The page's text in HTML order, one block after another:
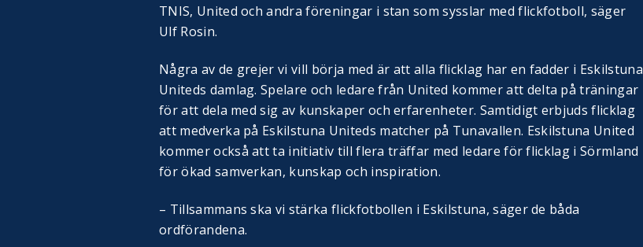
TNIS, United och andra föreningar i stan som sysslar med flickfotboll, säger
Ulf Rosin.
Några av de grejer vi vill börja med är att alla flicklag har en fadder i Eskilstuna
Uniteds damlag. Spelare och ledare från United kommer att delta på träningar
för att dela med sig av kunskaper och erfarenheter. Samtidigt erbjuds flicklag
att medverka på Eskilstuna Uniteds matcher på Tunavallen. Eskilstuna United
kommer också att ta initiativ till flera träffar med ledare för flicklag i Sörmland
för ökad samverkan, kunskap och inspiration.
– Tillsammans ska vi stärka flickfotbollen i Eskilstuna, säger de båda
ordförandena.